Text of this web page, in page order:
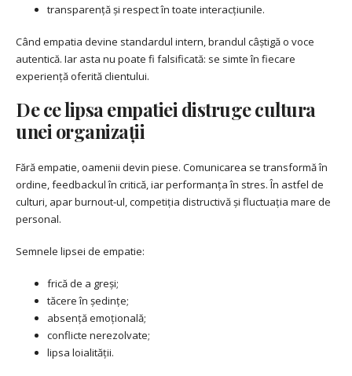
transparență și respect în toate interacțiunile.
Când empatia devine standardul intern, brandul câștigă o voce
autentică. Iar asta nu poate fi falsificată: se simte în fiecare
experiență oferită clientului.
De ce lipsa empatiei distruge cultura
unei organizații
Fără empatie, oamenii devin piese. Comunicarea se transformă în
ordine, feedbackul în critică, iar performanța în stres. În astfel de
culturi, apar burnout-ul, competiția distructivă și fluctuația mare de
personal.
Semnele lipsei de empatie:
frică de a greși;
tăcere în ședințe;
absență emoțională;
conflicte nerezolvate;
lipsa loialității.